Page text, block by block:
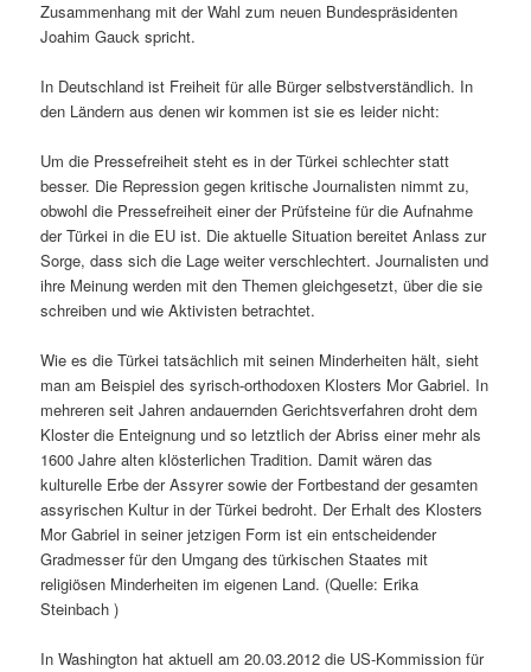
Zusammenhang mit der Wahl zum neuen Bundespräsidenten
Joahim Gauck spricht.
In Deutschland ist Freiheit für alle Bürger selbstverständlich. In
den Ländern aus denen wir kommen ist sie es leider nicht:
Um die Pressefreiheit steht es in der Türkei schlechter statt
besser. Die Repression gegen kritische Journalisten nimmt zu,
obwohl die Pressefreiheit einer der Prüfsteine für die Aufnahme
der Türkei in die EU ist. Die aktuelle Situation bereitet Anlass zur
Sorge, dass sich die Lage weiter verschlechtert. Journalisten und
ihre Meinung werden mit den Themen gleichgesetzt, über die sie
schreiben und wie Aktivisten betrachtet.
Wie es die Türkei tatsächlich mit seinen Minderheiten hält, sieht
man am Beispiel des syrisch-orthodoxen Klosters Mor Gabriel. In
mehreren seit Jahren andauernden Gerichtsverfahren droht dem
Kloster die Enteignung und so letztlich der Abriss einer mehr als
1600 Jahre alten klösterlichen Tradition. Damit wären das
kulturelle Erbe der Assyrer sowie der Fortbestand der gesamten
assyrischen Kultur in der Türkei bedroht. Der Erhalt des Klosters
Mor Gabriel in seiner jetzigen Form ist ein entscheidender
Gradmesser für den Umgang des türkischen Staates mit
religiösen Minderheiten im eigenen Land. (Quelle: Erika
Steinbach )
In Washington hat aktuell am 20.03.2012 die US-Kommission für